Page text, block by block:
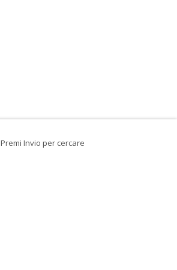
Premi Invio per cercare